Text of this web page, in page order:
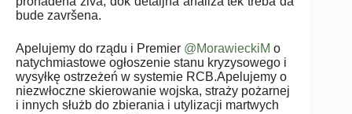
bude završena.
Apelujemy do rządu i Premier @MorawieckiM o
natychmiastowe ogłoszenie stanu kryzysowego i
wysyłkę ostrzeżeń w systemie RCB.Apelujemy o
niezwłoczne skierowanie wojska, straży pożarnej
i innych służb do zbierania i utylizacji martwych